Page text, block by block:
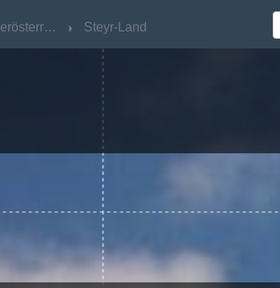
Oberösterreich Steyr-Land
Oberösterreich Steyr-Land